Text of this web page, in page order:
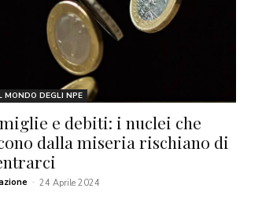
MONDO DEGLI NPE
e debiti: i nuclei che
dalla miseria rischiano di
- 24 Aprile 2024